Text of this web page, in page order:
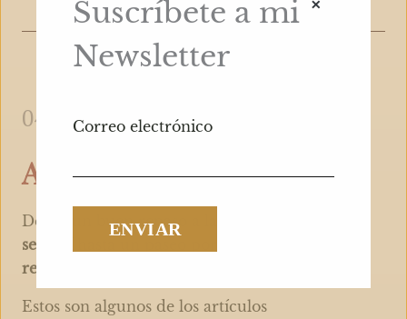
04
Artículos
Desde un buen repaso a la
sefardí
restaurante israelí
Estos son algunos de los artículos
Suscríbete a mi
Newsletter
Correo electrónico